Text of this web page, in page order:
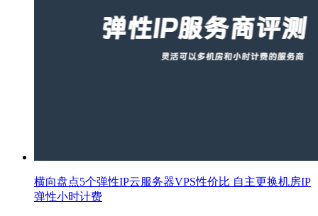
横向盘点5个弹性IP云服务器VPS性价比 自主更换机房IP
弹性小时计费